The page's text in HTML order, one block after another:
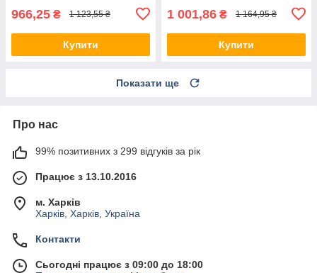
966,25 ₴ 1 123,55 ₴
Купити
1 001,86 ₴ 1 164,95 ₴
Купити
Показати ще
Про нас
99% позитивних з 299 відгуків за рік
Працює з 13.10.2016
м. Харків
Харків, Харків, Україна
Контакти
Сьогодні працює з 09:00 до 18:00